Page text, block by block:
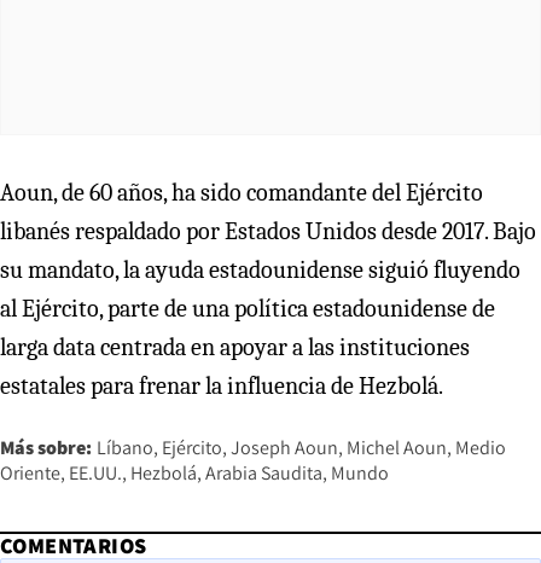
Aoun, de 60 años, ha sido comandante del Ejército
libanés respaldado por Estados Unidos desde 2017. Bajo
su mandato, la ayuda estadounidense siguió fluyendo
al Ejército, parte de una política estadounidense de
larga data centrada en apoyar a las instituciones
estatales para frenar la influencia de Hezbolá.
Más sobre: Líbano Ejército Joseph Aoun Michel Aoun Medio
Oriente EE.UU. Hezbolá Arabia Saudita Mundo
COMENTARIOS